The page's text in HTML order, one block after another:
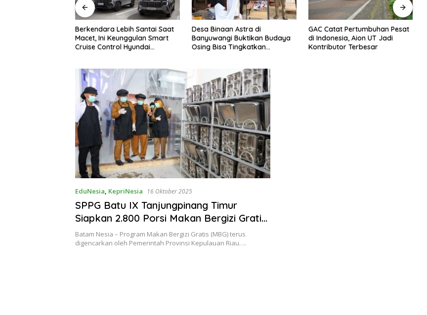
Desa Binaan Astra di
Banyuwangi Buktikan Budaya
Osing Bisa Tingkatkan
GAC Catat Pertumbuhan Pesat
di Indonesia, Aion UT Jadi
Kontributor Terbesar
Setahun di Indonesia, Xpeng
Hadirkan X9 Terbaru dan G6
AWD Berperforma Tinggi
EduNesia, KepriNesia 16 Oktober 2025
SPPG Batu IX Tanjungpinang Timur
Siapkan 2.800 Porsi Makan Bergizi Gratis
Setiap Hari
Batam Nesia – Program Makan Bergizi Gratis (MBG) terus
digencarkan oleh Pemerintah Provinsi Kepulauan Riau….